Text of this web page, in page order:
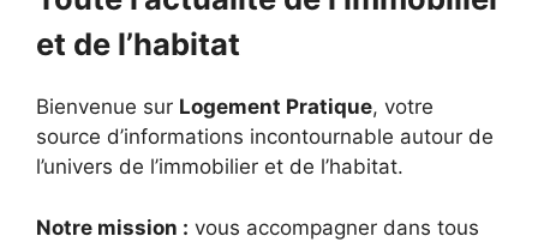
et de l’habitat
Bienvenue sur Logement Pratique, votre
source d’informations incontournable autour de
l’univers de l’immobilier et de l’habitat.
Notre mission : vous accompagner dans tous